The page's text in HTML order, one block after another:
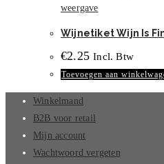
weergave
Wijnetiket Wijn Is
€2.25 Incl. Btw
Toevoegen aan
Winkelmand
B2B voor retail
Mijn account
Wachtwoord vergeten